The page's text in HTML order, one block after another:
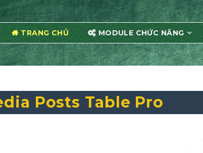
TRANG CHỦ MODULE CHỨC NĂNG
Posts Table Pro